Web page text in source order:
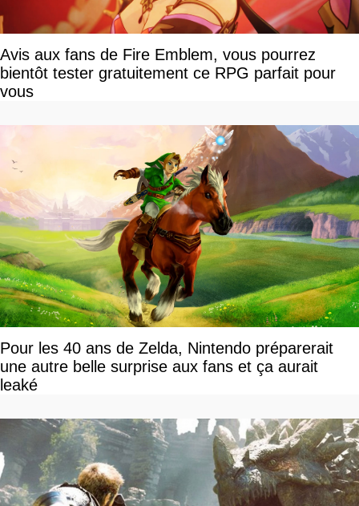
Avis aux fans de Fire Emblem, vous pourrez
bientôt tester gratuitement ce RPG parfait pour
vous
Pour les 40 ans de Zelda, Nintendo préparerait
une autre belle surprise aux fans et ça aurait
leaké